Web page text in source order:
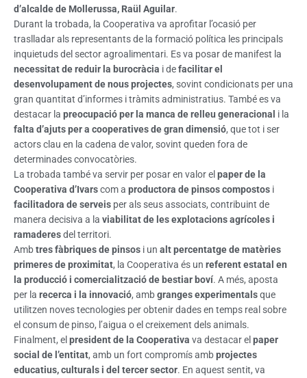
d’alcalde de Mollerussa, Raül Aguilar.
Durant la trobada, la Cooperativa va aprofitar l’ocasió per
traslladar als representants de la formació política les principals
inquietuds del sector agroalimentari. Es va posar de manifest la
necessitat de reduir la burocràcia i defacilitar el
desenvolupament de nous projectes, sovint condicionats per una
gran quantitat d’informes i tràmits administratius. També es va
destacar la preocupació per la manca de relleu generacional i la
falta d’ajuts per a cooperatives de gran dimensió, que tot i ser
actors clau en la cadena de valor, sovint queden fora de
determinades convocatòries.
La trobada també va servir per posar en valor el paper de la
Cooperativa d’Ivarscom a productora de pinsos compostos i
facilitadora de serveis per als seus associats, contribuint de
manera decisiva a la viabilitat de les explotacions agrícoles i
ramaderesdel territori.
Ambtres fàbriques de pinsos i un alt percentatge de matèries
primeres de proximitat, la Cooperativa és un referent estatal en
la producció i comercialització de bestiar boví. A més, aposta
per la recerca i la innovació, ambgranges experimentalsque
utilitzen noves tecnologies per obtenir dades en temps real sobre
el consum de pinso, l’aigua o el creixement dels animals.
Finalment, el president de la Cooperativa va destacar el paper
social de l’entitat, amb un fort compromís ambprojectes
educatius, culturals i del tercer sector. En aquest sentit, va